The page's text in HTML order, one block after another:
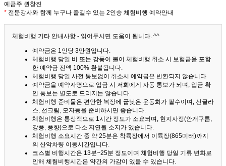
예금주 권창진
* 전문강사와 함께 누구나 즐길수 있는 2인승 체험비행 예약안내
체험비행 기타 안내사항 - 읽어두시면 도움이 됩니다. ^^
예약금은 1인당 3만원입니다.
체험비행 당일 비 또는 강풍이 불어 체험비행 취소 시 보험금을 포함
한 예약금 전액 100% 환불됩니다.
체험비행 당일 사전 통보없이 취소시 예약금은 반환되지 않습니다.
예약금을 예약자명으로 입금 시 저희에게 자동 통보가 되며, 입금 확
인 통보는 별도로 드리지는 않습니다.
체험비행 준비물은 편안한 복장에 굽낮은 운동화가 필수이며, 선글라
스, 선크림, 모자등을 준비하시면 좋습니다.
체험비행은 통상적으로 1시간 정도가 소요되며, 현지사정(안개구름,
강풍, 풍향)으로 다소 지연될 소지가 있습니다.
체험비행 소요시간 중 약 25분은 착륙장에서 이륙장(865미터)까지
의 산악차량 이동시간입니다.
코스별 비행시간은 13분~25분 정도이며 체험비행 당일 기류 변화로
인해 체험비행시간은 약간의 가감이 있을 수 있습니다.